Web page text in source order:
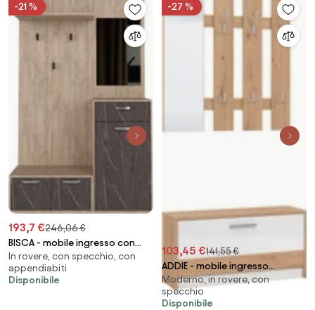
-21 %
193,7 €246,06 €
BISCA - mobile ingresso con
attaccapanni
In rovere, con specchio, con
appendiabiti
Disponibile
-27 %
103,45 €141,55 €
ADDIE - mobile ingresso
appendiabiti moderno minimal
in legno
Moderno, in rovere, con
specchio
Disponibile